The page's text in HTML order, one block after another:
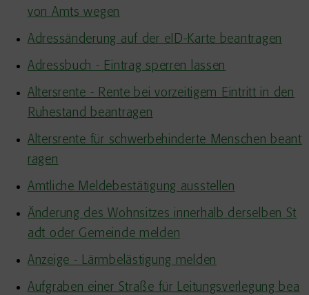
von Amts wegen
Adressänderung auf der eID-Karte beantragen
Adressbuch - Eintrag sperren lassen
Altersrente - Rente bei vorzeitigem Eintritt in den
Ruhestand beantragen
Altersrente für schwerbehinderte Menschen beant
ragen
Amtliche Meldebestätigung ausstellen
Änderung des Wohnsitzes innerhalb derselben St
adt oder Gemeinde melden
Anzeige - Lärmbelästigung melden
Aufgraben einer Straße für Leitungsverlegung bea